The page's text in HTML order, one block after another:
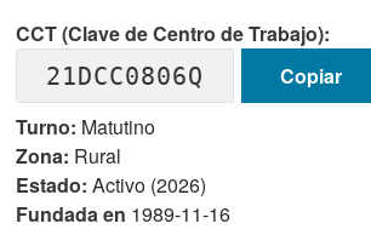
CCT (Clave de Centro de Trabajo):
21DCC0806Q
Copiar
Turno: Matutino
Zona: Rural
Estado: Activo (2026)
Fundada en 1989-11-16